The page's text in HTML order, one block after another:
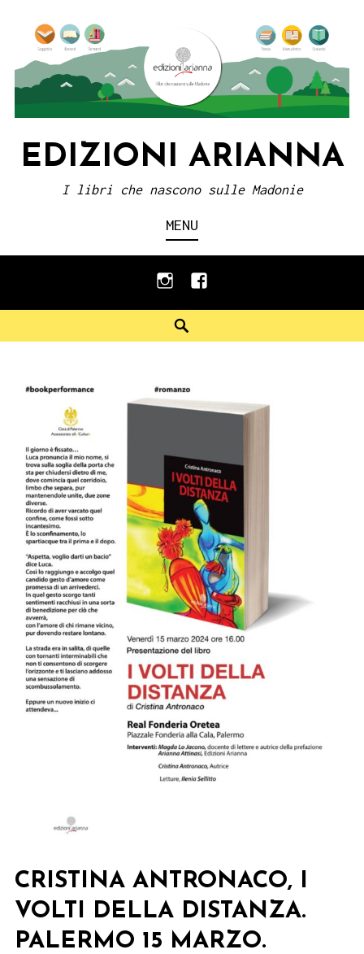
content
EDIZIONI ARIANNA
I libri che nascono sulle Madonie
MENU
instagramfacebook
CRISTINA ANTRONACO, I
VOLTI DELLA DISTANZA.
PALERMO 15 MARZO.